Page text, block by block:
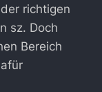
richtigen
sz. Doch
Bereich